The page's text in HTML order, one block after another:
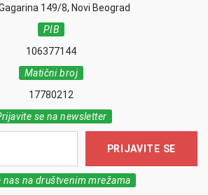
149/8, Novi Beograd
PIB
106377144
Matični broj
17780212
se na newsletter
PRIJAVITE SE
nas na društvenim mrežama